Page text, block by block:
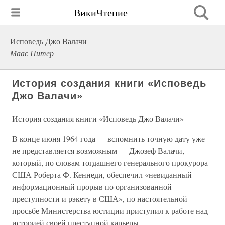
ВикиЧтение
Исповедь Джо Валачи
Маас Питер
История создания книги «Исповедь
Джо Валачи»
История создания книги «Исповедь Джо Валачи»
В конце июня 1964 года — вспомнить точную дату уже
не представляется возможным — Джозеф Валачи,
который, по словам тогдашнего генерального прокурора
США Роберта Ф. Кеннеди, обеспечил «невиданный
информационный прорыв по организованной
преступности и рэкету в США», по настоятельной
просьбе Министерства юстиции приступил к работе над
историей своей преступной карьеры.